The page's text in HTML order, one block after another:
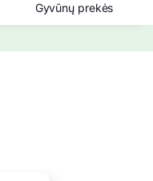
Gyvūnų prekės